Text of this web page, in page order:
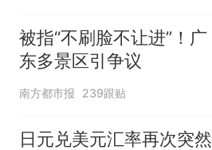
被指“不刷脸不让进”！广
东多景区引争议
南方都市报 239跟贴
日元兑美元汇率再次突然